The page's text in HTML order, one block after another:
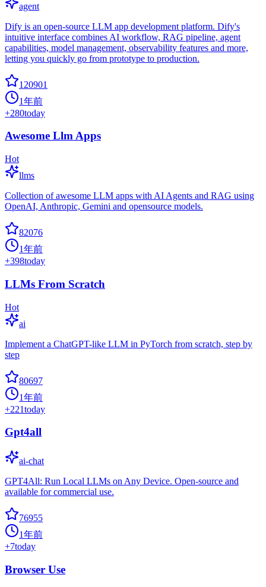
agent
Dify is an open-source LLM app development platform. Dify's
intuitive interface combines AI workflow, RAG pipeline, agent
capabilities, model management, observability features and more,
letting you quickly go from prototype to production.
120901
1年前
+280today
Awesome Llm Apps
Hot
llms
Collection of awesome LLM apps with AI Agents and RAG using
OpenAI, Anthropic, Gemini and opensource models.
82076
1年前
+398today
LLMs From Scratch
Hot
ai
Implement a ChatGPT-like LLM in PyTorch from scratch, step by
step
80697
1年前
+221today
Gpt4all
ai-chat
GPT4All: Run Local LLMs on Any Device. Open-source and
available for commercial use.
76955
1年前
+7today
Browser Use